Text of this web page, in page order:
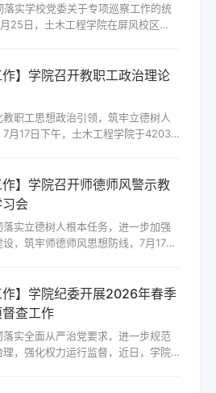
落实学校党委关于专项巡察工作的统
25日，土木工程学院在屏风校区
议传达了学校党委专项巡察工作动员
结合学院实际，研究制定了学院专
案，围绕“巡什么”“怎么巡”等重点内
任分工，细化工作安排。会议要求，
导向，精准对照巡察监督重点，全面
作】学院召开教职工政治理论
教职工思想政治引领，筑牢立德树人
7月17日下午，土木工程学院于4203
记在庆祝中国共产党成立105周年大会
精神。徐时领学原文、解读核心要
校育人使命与土木学科专业特色，系
大党奋斗历程与新时代教育工作使命
强调，习近平总书记的重要讲话全面
作】学院召开师德师风警示教
会
落实立德树人根本任务，进一步加强
，筑牢师德师风思想防线，7月17日
记、纪委书记杨剑作警示教育发言，
成员及全体教职工参加会议。会
报了近期高校领域发生的典型案例，
警示教育。会议强调，师德是教师的
办学治院之基。全体教职工要以案为
作】学院纪委开展2026年春季
查工作
落实全面从严治党要求，进一步规范
理，强化权力运行监督，近日，学院